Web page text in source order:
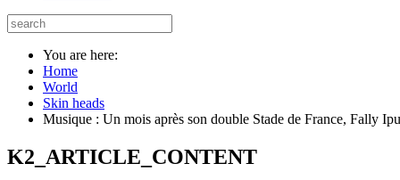
You are here:
Home
World
Skin heads
Musique : Un mois après son double Stade de France, Fally
K2_ARTICLE_CONTENT